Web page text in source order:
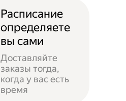
Расписание
определяете
вы сами
Доставляйте
заказы тогда,
когда у вас есть
время